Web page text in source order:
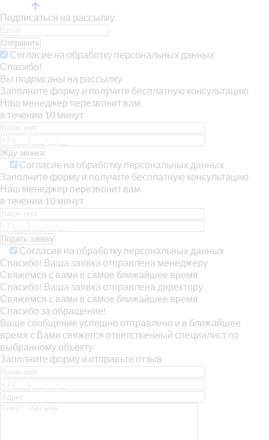
Подписаться на рассылку
Отправить
Согласие на обработку персональных данных
Спасибо!
Вы подписаны на рассылку
Заполните форму и получите бесплатную консультацию
Наш менеджер перезвонит вам
в течении 10 минут
Согласие на обработку персональных данных
Заполните форму и получите бесплатную консультацию
Наш менеджер перезвонит вам
в течении 10 минут
Согласие на обработку персональных данных
Спасибо! Ваша заявка отправлена менеджеру
Свяжемся с вами в самое ближайшее время
Спасибо! Ваша заявка отправлена директору
Свяжемся с вами в самое ближайшее время
Спасибо за обращение!
Ваше сообщение успешно отправлено и в ближайшее
время с Вами свяжется ответственный специалист по
выбранному объекту
Заполните форму и отправьте отзыв